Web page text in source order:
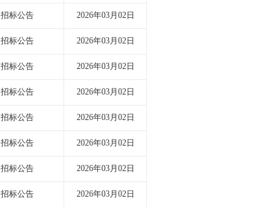
招标公告 2026年03月02日
招标公告 2026年03月02日
招标公告 2026年03月02日
招标公告 2026年03月02日
招标公告 2026年03月02日
招标公告 2026年03月02日
招标公告 2026年03月02日
招标公告 2026年03月02日